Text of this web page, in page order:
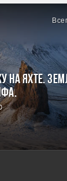
на яхте.